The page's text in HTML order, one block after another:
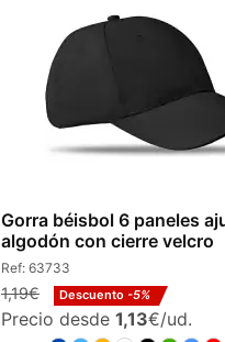
Gorra béisbol 6 paneles
algodón con cierre velcro
Ref: 63733
1,19€ Descuento -5%
Precio desde 1,13€/ud.